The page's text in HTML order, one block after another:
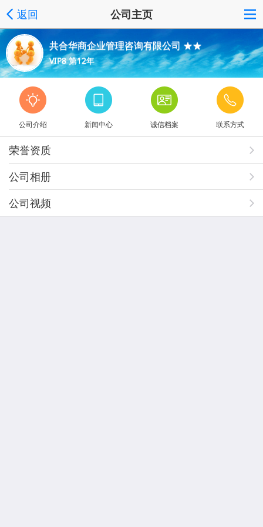
返回 公司主页
共合华商企业管理咨询有限公司 ★★
VIP8 第12年
公司介绍 新闻中心 诚信档案 联系方式
荣誉资质
公司相册
公司视频